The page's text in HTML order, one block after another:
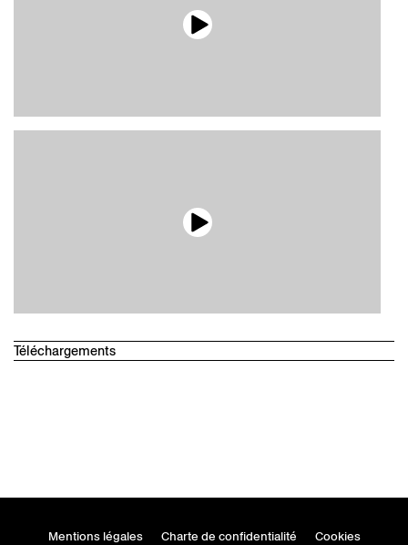
Téléchargements
Mentions légales Charte de confidentialité Cookies